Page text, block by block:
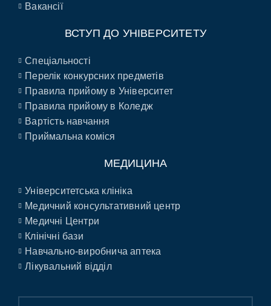
Вакансії
ВСТУП ДО УНІВЕРСИТЕТУ
Спеціальності
Перелік конкурсних предметів
Правила прийому в Університет
Правила прийому в Коледж
Вартість навчання
Приймальна коміся
МЕДИЦИНА
Університетська клініка
Медичний консультативний центр
Медичні Центри
Клінічні бази
Навчально-виробнича аптека
Лікувальний відділ